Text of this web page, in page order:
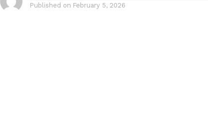
Published on February 5, 2026